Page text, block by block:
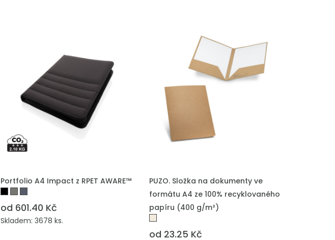
Portfolio A4 Impact z RPET AWARE™
od 601.40 Kč
Skladem: 3678 ks.
PUZO. Složka na dokumenty ve
formátu A4 ze 100% recyklovaného
papíru (400 g/m²)
od 23.25 Kč